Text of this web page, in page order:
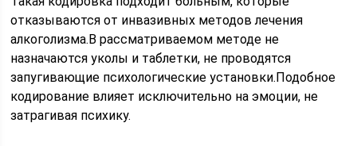
отказываются от инвазивных методов лечения
алкоголизма.В рассматриваемом методе не
назначаются уколы и таблетки, не проводятся
запугивающие психологические установки.Подобное
кодирование влияет исключительно на эмоции, не
затрагивая психику.